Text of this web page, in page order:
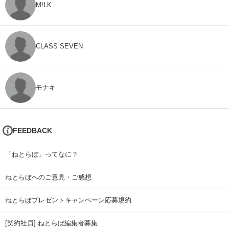
M!LK
CLASS SEVEN
モナキ
FEEDBACK
「ねとらぼ」ってなに？
ねとらぼへのご意見・ご感想
ねとらぼプレゼントキャンペーン応募規約
[契約社員] ねとらぼ編集者募集